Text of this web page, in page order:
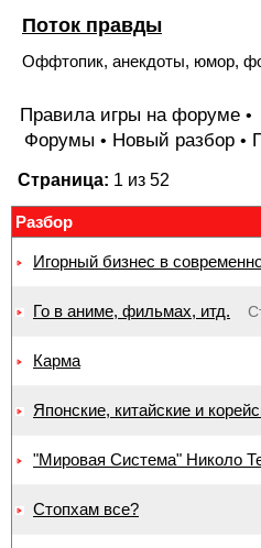
Поток правды
Оффтопик, анекдоты, юмор,
Правила игры на форуме •
Форумы • Новый разбор •
Страница: 1 из 52
Разбор
Игорный бизнес в
Го в аниме, фильмах, итд.
Карма
Японские, китайские и
"Мировая Система" Николо
Стопхам все?